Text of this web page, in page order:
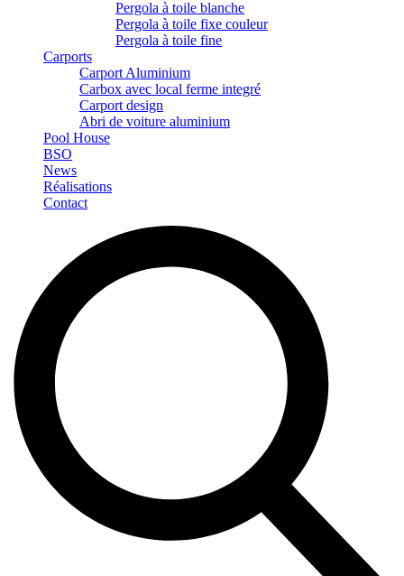
Pergola à toile blanche
Pergola à toile fixe couleur
Pergola à toile fine
Carports
Carport Aluminium
Carbox avec local ferme integré
Carport design
Abri de voiture aluminium
Pool House
BSO
News
Réalisations
Contact